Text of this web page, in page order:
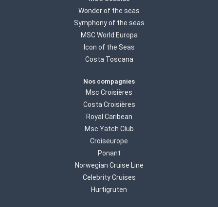
Wonder of the seas
Symphony of the seas
MSC World Europa
Icon of the Seas
Costa Toscana
Nos compagnies
Msc Croisières
Costa Croisières
Royal Caribean
Msc Yatch Club
Croiseurope
Ponant
Norwegian Cruise Line
Celebrity Cruises
Hurtigruten